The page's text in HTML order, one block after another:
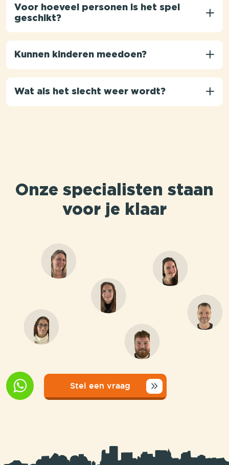
Voor hoeveel personen is het spel
geschikt?
Kunnen kinderen meedoen?
Wat als het slecht weer wordt?
Onze specialisten staan
voor je klaar
Stel een vraag